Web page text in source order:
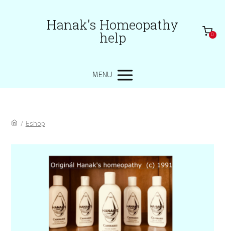
Hanak's Homeopathy
help 0
MENU
/ Eshop